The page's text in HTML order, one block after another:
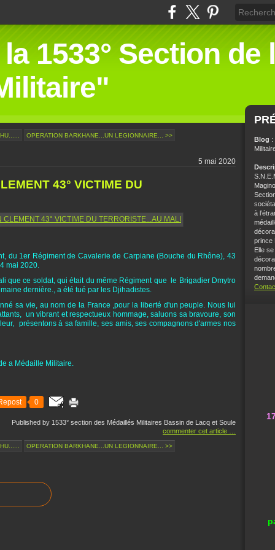
1533° Section de
OPERATION BARKHANE...UN LEGIONNAIRE... >>
5 mai 2020
43° VICTIME DU
du 1er Régiment de Cavalerie de Carpiane (Bouche du Rhône), 43
mai 2020.
que ce soldat, qui était du même Régiment que le Brigadier Dmytro
dernière., a été tué par les Djihadistes.
sa vie, au nom de la France ,pour la liberté d'un peuple. Nous lui
un vibrant et respectueux hommage, saluons sa bravoure, son
présentons à sa famille, ses amis, ses compagnons d'armes nos
a Médaille Militaire.
0
Published by 1533° section des Médaillés Militaires Bassin de Lacq et Soule
commenter cet article
OPERATION BARKHANE...UN LEGIONNAIRE... >>
Blog :
à
prince
Elle